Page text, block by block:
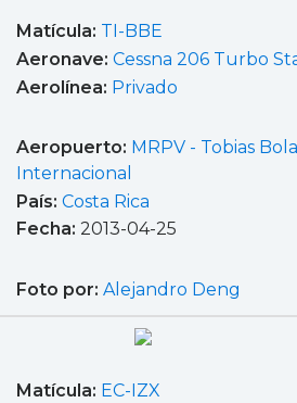
Matícula: TI-BBE
Aeronave: Cessna 206 Turbo
Aerolínea: Privado
Aeropuerto: MRPV - Tobias
Internacional
País: Costa Rica
Fecha: 2013-04-25
Foto por: Alejandro Deng
Matícula: EC-IZX